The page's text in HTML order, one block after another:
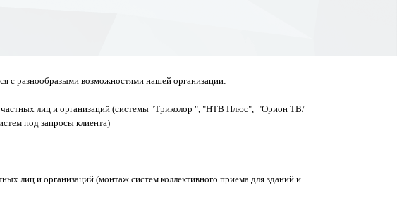
с разнообразыми возможностями нашей организации:
частных лиц и организаций (системы "Триколор ", "НТВ Плюс", "Орион ТВ/
под запросы клиента)
лиц и организаций (монтаж систем коллективного приема для зданий и